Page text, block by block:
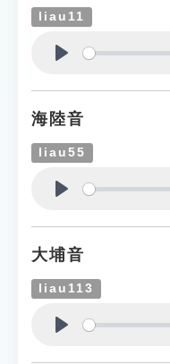
liau11
海陸音
liau55
大埔音
liau113